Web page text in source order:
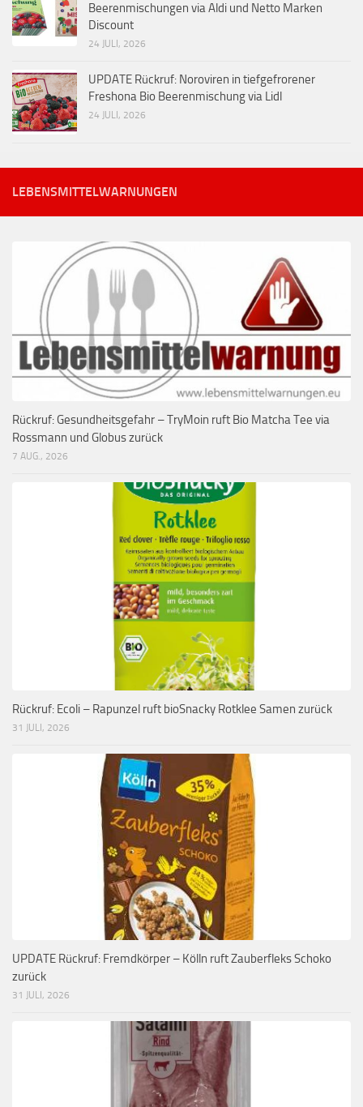
Beerenmischungen via Aldi und Netto Marken
Discount
24 JULI, 2026
UPDATE Rückruf: Noroviren in tiefgefrorener
Freshona Bio Beerenmischung via Lidl
24 JULI, 2026
LEBENSMITTELWARNUNGEN
Rückruf: Gesundheitsgefahr – TryMoin ruft Bio Matcha Tee via
Rossmann und Globus zurück
7 AUG., 2026
Rückruf: Ecoli – Rapunzel ruft bioSnacky Rotklee Samen zurück
31 JULI, 2026
UPDATE Rückruf: Fremdkörper – Kölln ruft Zauberfleks Schoko
zurück
31 JULI, 2026